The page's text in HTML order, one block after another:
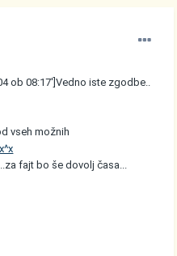
ob 08:17']Vedno iste zgodbe..
vseh možnih
fajt bo še dovolj časa...